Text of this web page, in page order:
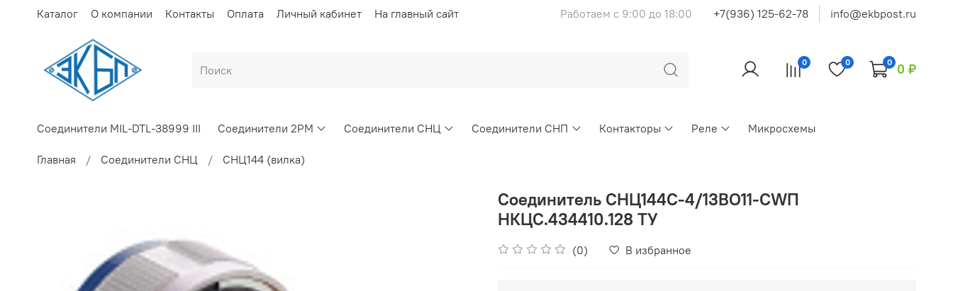
Каталог О компании Контакты Оплата Личный кабинет На главный сайт Работаем с 9:00 до 18:00 +7(936) 125-62-78 info@ekbpost.ru
0 0 0 0 ₽
Соединители MIL-DTL-38999 III Соединители 2РМ Соединители СНЦ Соединители СНП Контакторы Реле Микросхемы
Главная Соединители СНЦ СНЦ144 (вилка)
Соединитель СНЦ144С-4/13ВО11-CWП
НКЦС.434410.128 ТУ
(0) В избранное